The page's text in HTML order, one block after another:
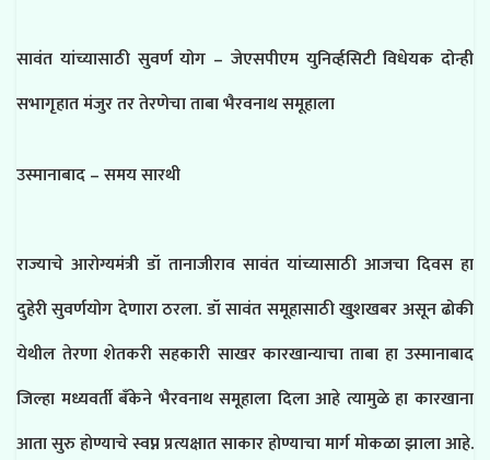
सावंत यांच्यासाठी सुवर्ण योग – जेएसपीएम युनिर्व्हसिटी विधेयक दोन्ही
सभागृहात मंजुर तर तेरणेचा ताबा भैरवनाथ समूहाला
उस्मानाबाद – समय सारथी
राज्याचे आरोग्यमंत्री डॉ तानाजीराव सावंत यांच्यासाठी आजचा दिवस हा
दुहेरी सुवर्णयोग देणारा ठरला. डॉ सावंत समूहासाठी खुशखबर असून ढोकी
येथील तेरणा शेतकरी सहकारी साखर कारखान्याचा ताबा हा उस्मानाबाद
जिल्हा मध्यवर्ती बँकेने भैरवनाथ समूहाला दिला आहे त्यामुळे हा कारखाना
आता सुरु होण्याचे स्वप्न प्रत्यक्षात साकार होण्याचा मार्ग मोकळा झाला आहे.